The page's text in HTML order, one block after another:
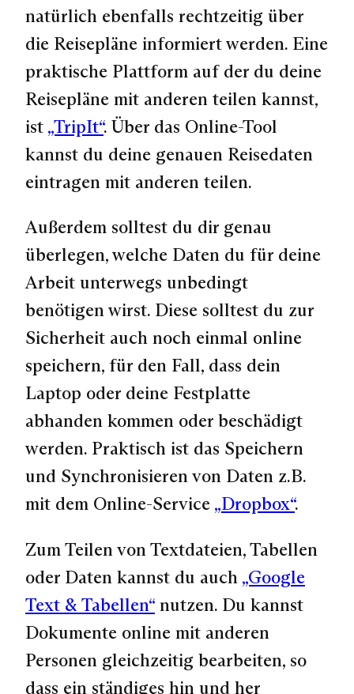
natürlich ebenfalls rechtzeitig über
die Reisepläne informiert werden. Eine
praktische Plattform auf der du deine
Reisepläne mit anderen teilen kannst,
ist „TripIt“. Über das Online-Tool
kannst du deine genauen Reisedaten
eintragen mit anderen teilen.
Außerdem solltest du dir genau
überlegen, welche Daten du für deine
Arbeit unterwegs unbedingt
benötigen wirst. Diese solltest du zur
Sicherheit auch noch einmal online
speichern, für den Fall, dass dein
Laptop oder deine Festplatte
abhanden kommen oder beschädigt
werden. Praktisch ist das Speichern
und Synchronisieren von Daten z.B.
mit dem Online-Service „Dropbox“.
Zum Teilen von Textdateien, Tabellen
oder Daten kannst du auch „Google
Text & Tabellen“ nutzen. Du kannst
Dokumente online mit anderen
Personen gleichzeitig bearbeiten, so
dass ein ständiges hin und her